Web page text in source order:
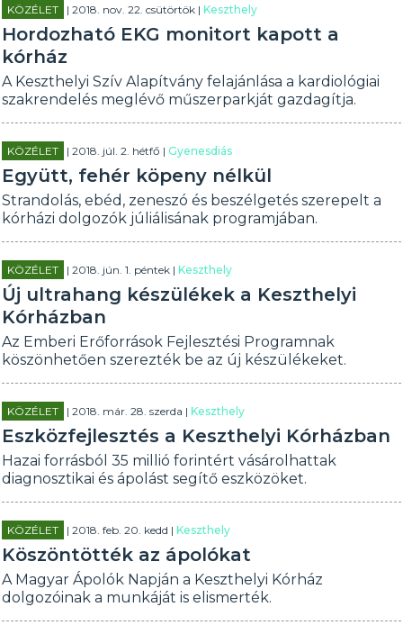
KÖZÉLET | 2018. nov. 22. csütörtök |Keszthely
Hordozható EKG monitort kapott a
kórház
A Keszthelyi Szív Alapítvány felajánlása a kardiológiai
szakrendelés meglévő műszerparkját gazdagítja.
KÖZÉLET | 2018. júl. 2. hétfő |Gyenesdiás
Együtt, fehér köpeny nélkül
Strandolás, ebéd, zeneszó és beszélgetés szerepelt a
kórházi dolgozók júliálisának programjában.
KÖZÉLET | 2018. jún. 1. péntek |Keszthely
Új ultrahang készülékek a Keszthelyi
Kórházban
Az Emberi Erőforrások Fejlesztési Programnak
köszönhetően szerezték be az új készülékeket.
KÖZÉLET | 2018. már. 28. szerda |Keszthely
Eszközfejlesztés a Keszthelyi Kórházban
Hazai forrásból 35 millió forintért vásárolhattak
diagnosztikai és ápolást segítő eszközöket.
KÖZÉLET | 2018. feb. 20. kedd |Keszthely
Köszöntötték az ápolókat
A Magyar Ápolók Napján a Keszthelyi Kórház
dolgozóinak a munkáját is elismerték.